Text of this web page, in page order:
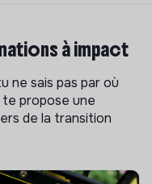
à impact
ne sais pas par où
te propose une
de la transition